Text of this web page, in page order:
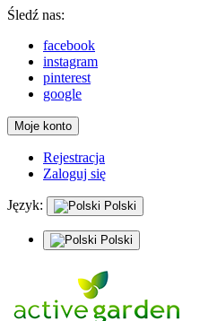
Śledź nas:
facebook
instagram
pinterest
google
Moje konto
Rejestracja
Zaloguj się
Język: Polski
Polski